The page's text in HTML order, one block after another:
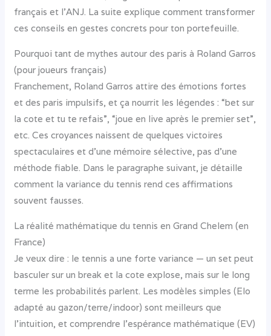
français et l’ANJ. La suite explique comment transformer
ces conseils en gestes concrets pour ton portefeuille.
Pourquoi tant de mythes autour des paris à Roland Garros
(pour joueurs français)
Franchement, Roland Garros attire des émotions fortes
et des paris impulsifs, et ça nourrit les légendes : “bet sur
la cote et tu te refais”, “joue en live après le premier set”,
etc. Ces croyances naissent de quelques victoires
spectaculaires et d’une mémoire sélective, pas d’une
méthode fiable. Dans le paragraphe suivant, je détaille
comment la variance du tennis rend ces affirmations
souvent fausses.
La réalité mathématique du tennis en Grand Chelem (en
France)
Je veux dire : le tennis a une forte variance — un set peut
basculer sur un break et la cote explose, mais sur le long
terme les probabilités parlent. Les modèles simples (Elo
adapté au gazon/terre/indoor) sont meilleurs que
l’intuition, et comprendre l’espérance mathématique (EV)